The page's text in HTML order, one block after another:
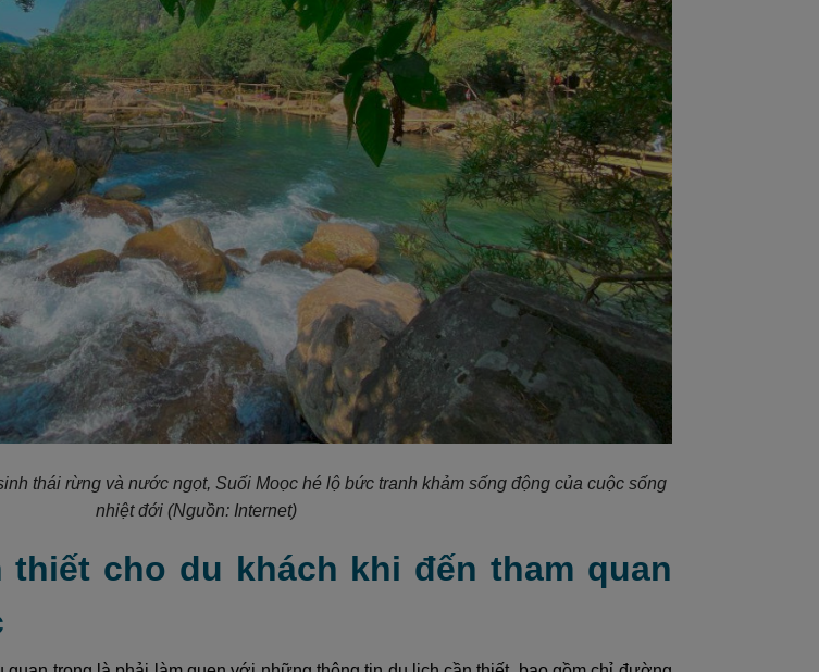
thái rừng và nước ngọt, Suối Moọc hé lộ bức tranh khảm sống động của cuộc sống
nhiệt đới(Nguồn: Internet)
thiết cho du khách khi đến tham quan